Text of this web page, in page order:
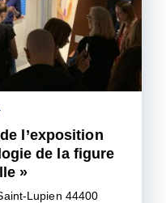
l’exposition
de la figure
»
Lupien 44400